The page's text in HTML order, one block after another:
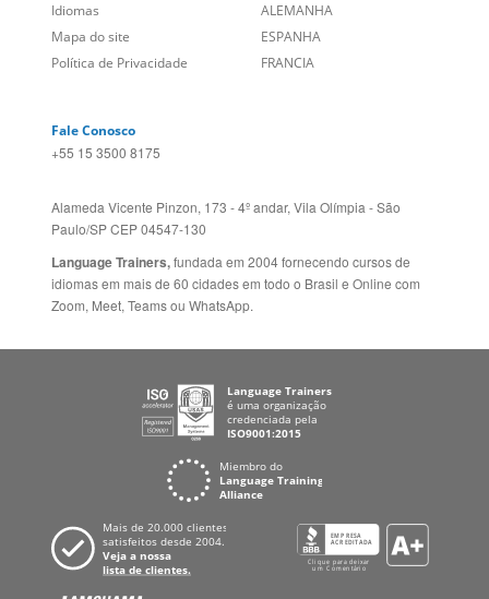
Sugestões
Folheto dos Cursos de
Idiomas
AUSTRÁLIA E NOVA
ZELÂNDIA
ALEMANHA
+55 15 3500 8175
Alameda Vicente Pinzon, 173 - 4º andar, Vila Olímpia - São
Paulo/SP CEP 04547-130
Language Trainers,fundada em 2004 fornecendo cursos de